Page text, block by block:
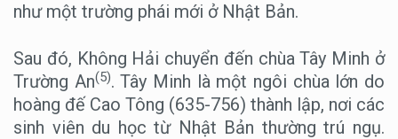
như một trường phái mới ở Nhật Bản.
Sau đó, Không Hải chuyển đến chùa Tây Minh ở
Trường An(5). Tây Minh là một ngôi chùa lớn do
hoàng đế Cao Tông (635-756) thành lập, nơi các
sinh viên du học từ Nhật Bản thường trú ngụ.